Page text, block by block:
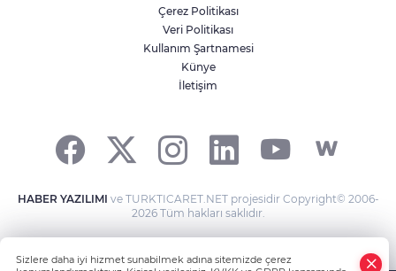
Çerez Politikası
Veri Politikası
Kullanım Şartnamesi
Künye
İletişim
HABER YAZILIMI ve TURKTICARET.NET projesidir Copyright© 2006-
2026 Tüm hakları saklıdır.
Sizlere daha iyi hizmet sunabilmek adına sitemizde çerez